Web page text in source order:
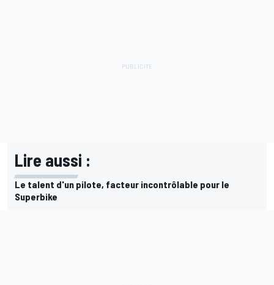
Lire aussi :
Le talent d'un pilote, facteur incontrôlable pour le
Superbike